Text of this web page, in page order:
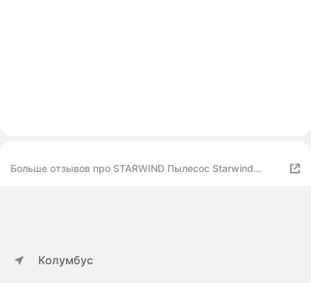
Больше отзывов про STARWIND Пылесос Starwind
Колумбус